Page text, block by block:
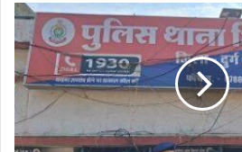
महिला
गिरफ्तार
कर
न्यायिक
अभिरक्षा
में
भेजी
गई
ईदगाह
परिसर
की
दीवारों
के
रंग-
रोगन
को